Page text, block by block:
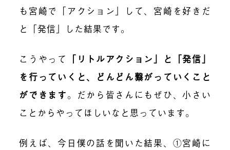
も宮崎で「アクション」して、宮崎を好きだ
と「発信」した結果です。
こうやって 「リトルアクション」と「発信」
を行っていくと、どんどん繋がっていくこと
ができます。 だから皆さんにもぜひ、小さい
ことからやってほしいなと思っています。
例えば、今日僕の話を聞いた結果、①宮崎に